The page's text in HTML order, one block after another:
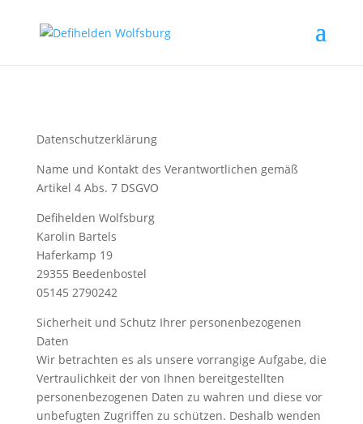
Datenschutzerklärung
Name und Kontakt des Verantwortlichen gemäß
Artikel 4 Abs. 7 DSGVO
Defihelden Wolfsburg
Karolin Bartels
Haferkamp 19
29355 Beedenbostel
05145 2790242
Sicherheit und Schutz Ihrer personenbezogenen
Daten
Wir betrachten es als unsere vorrangige Aufgabe, die
Vertraulichkeit der von Ihnen bereitgestellten
personenbezogenen Daten zu wahren und diese vor
unbefugten Zugriffen zu schützen. Deshalb wenden